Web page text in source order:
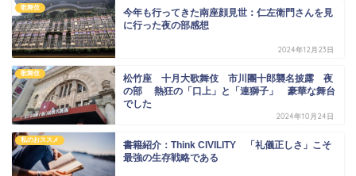
歌舞伎
今年も行ってきた南座顔見世：仁左衛門さんを見
に行った夜の部感想
2024年12月23日
歌舞伎
松竹座 十月大歌舞伎 市川團十郎襲名披露 夜
の部 熱狂の「口上」と「連獅子」 豪華な舞台
でした
2024年10月24日
私のおススメ
書籍紹介：Think CIVILITY 「礼儀正しさ」こそ
最強の生存戦略である